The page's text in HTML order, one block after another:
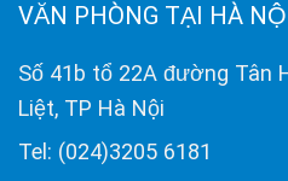
VĂN PHÒNG TẠI HÀ
Số 41b tổ 22A đường Tân
Liệt, TP Hà Nội
Tel: (024)3205 6181